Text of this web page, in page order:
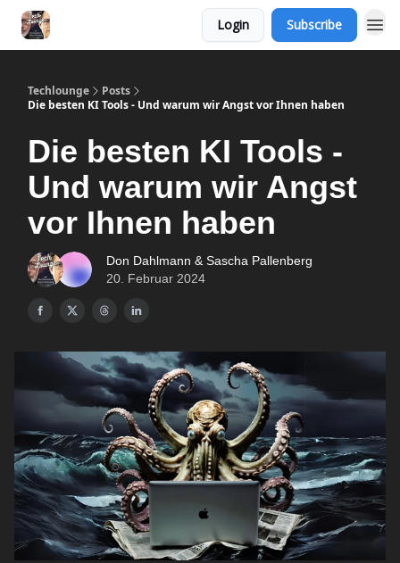
Login Subscribe
Techlounge
Posts
Die besten KI Tools - Und warum wir Angst vor Ihnen haben
Die besten KI Tools -
Und warum wir Angst
vor Ihnen haben
Don Dahlmann & Sascha Pallenberg
20. Februar 2024